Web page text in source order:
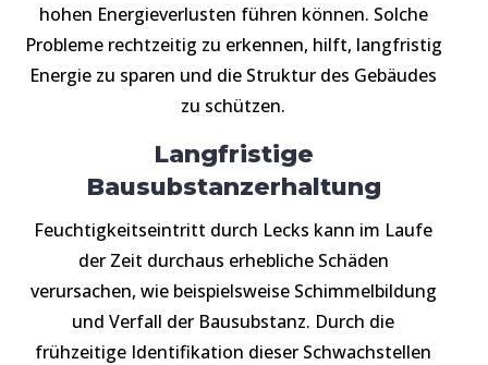
hohen Energieverlusten führen können. Solche
Probleme rechtzeitig zu erkennen, hilft, langfristig
Energie zu sparen und die Struktur des Gebäudes
zu schützen.
Langfristige
Bausubstanzerhaltung
Feuchtigkeitseintritt durch Lecks kann im Laufe
der Zeit durchaus erhebliche Schäden
verursachen, wie beispielsweise Schimmelbildung
und Verfall der Bausubstanz. Durch die
frühzeitige Identifikation dieser Schwachstellen